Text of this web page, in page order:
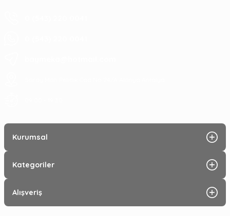
Kurumsal
Kategoriler
Alışveriş